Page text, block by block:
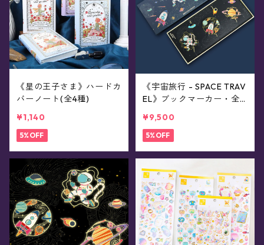
《星の王子さま》ハードカ
バーノート(全4種)
¥1,140
5%OFF
《宇宙旅行 - SPACE TRAV
EL》ブックマーカー・全3
¥9,500
5%OFF